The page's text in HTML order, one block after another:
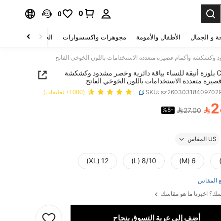
0
0
و الجمال الأطفال والأمومة مجوهرات واكسسوارات الحقائب والأمتعة
Calvaya بلوزة أنيقة للنساء بياقة دائرية وخصر مشدود وكشكشة
متعددة الاستخدامات باللون الخوخي الفاتح
SKU: (1000+ تعليقات)
PRICE AND 
27.00
%8-
US المقاس
6 (M)
8/10 (L)
12 (XL)
المقاس
اخبرنا ما هو مقاسك
أضف إلى عربة التسوق بنجاح